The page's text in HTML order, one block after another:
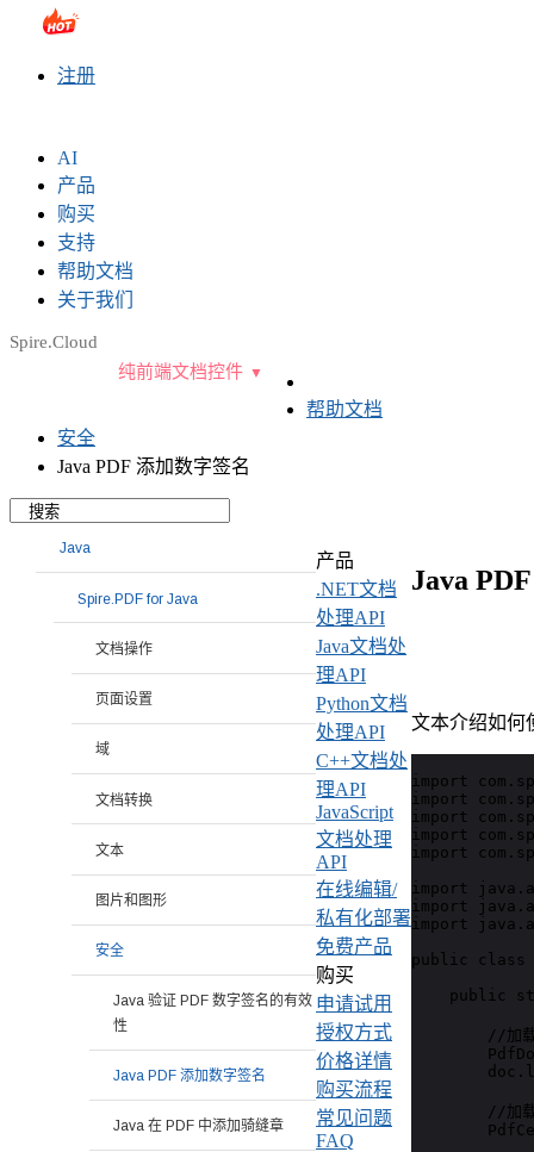
sales@e-iceblue.com
注册
AI
产品
购买
支持
帮助文档
关于我们
Spire.Cloud
纯前端文档控件
帮助文档
安全
Java PDF 添加数字签名
Java
文本介绍如何
import
import
import
import
import
import
import
import
public class
public
//加
//加
Java
Spire.PDF for Java
文档操作
页面设置
域
文档转换
文本
图片和图形
安全
Java 验证 PDF 数字签名的有效
性
Java PDF 添加数字签名
Java 在 PDF 中添加骑缝章
产品
.NET文档
处理API
Java文档处
理API
Python文档
处理API
C++文档处
理API
JavaScript
文档处理
API
在线编辑/
私有化部署
免费产品
购买
申请试用
授权方式
价格详情
购买流程
常见问题
FAQ